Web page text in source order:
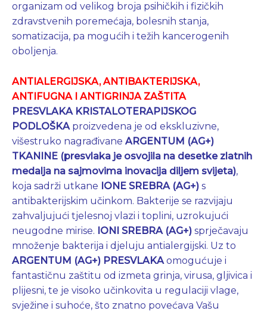
organizam od velikog broja psihičkih i fizičkih
zdravstvenih poremećaja, bolesnih stanja,
somatizacija, pa mogućih i težih kancerogenih
oboljenja.
ANTIALERGIJSKA, ANTIBAKTERIJSKA,
ANTIFUGNA I ANTIGRINJA ZAŠTITA
PRESVLAKA KRISTALOTERAPIJSKOG
PODLOŠKA proizvedena je od ekskluzivne,
višestruko nagrađivane ARGENTUM (AG+)
TKANINE (presvlaka je osvojila na desetke zlatnih
medalja na sajmovima inovacija diljem svijeta),
koja sadrži utkane IONE SREBRA (AG+) s
antibakterijskim učinkom. Bakterije se razvijaju
zahvaljujući tjelesnoj vlazi i toplini, uzrokujući
neugodne mirise. IONI SREBRA (AG+) sprječavaju
množenje bakterija i djeluju antialergijski. Uz to
ARGENTUM (AG+) PRESVLAKA omogućuje i
fantastičnu zaštitu od izmeta grinja, virusa, gljivica i
plijesni, te je visoko učinkovita u regulaciji vlage,
svježine i suhoće, što znatno povećava Vašu